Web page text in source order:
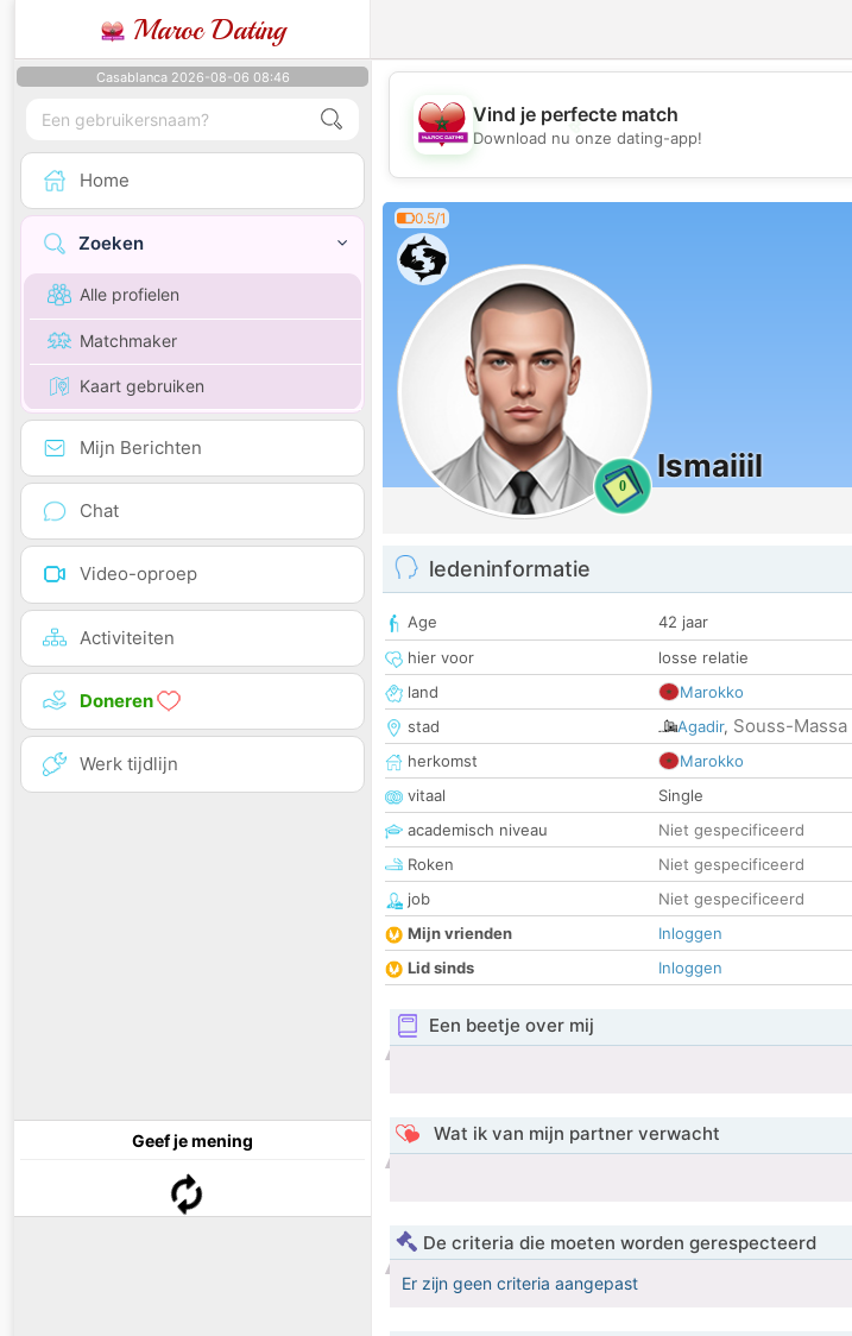
Maroc Dating
Casablanca 2026-08-06 08:46
Home
Zoeken
Alle profielen
Matchmaker
Kaart gebruiken
Mijn Berichten
Chat
Video-oproep
Activiteiten
Doneren
Werk tijdlijn
Geef je mening
💖
Vind je perfecte match
Download nu onze dating-app!
0.5/1
0
Ismaiiil
ledeninformatie
Age
42 jaar
hier voor
losse relatie
land
Marokko
stad
Agadir, Souss-Massa
herkomst
Marokko
vitaal
Single
academisch niveau
Niet gespecificeerd
Roken
Niet gespecificeerd
job
Niet gespecificeerd
Mijn vrienden
Inloggen
Lid sinds
Inloggen
Een beetje over mij
Wat ik van mijn partner verwacht
De criteria die moeten worden gerespecteerd
Er zijn geen criteria aangepast